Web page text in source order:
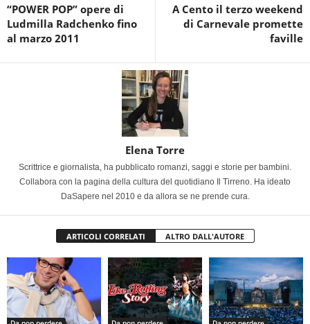
“POWER POP” opere di
Ludmilla Radchenko fino
al marzo 2011
A Cento il terzo weekend
di Carnevale promette
faville
Elena Torre
Scrittrice e giornalista, ha pubblicato romanzi, saggi e storie per bambini.
Collabora con la pagina della cultura del quotidiano Il Tirreno. Ha ideato
DaSapere nel 2010 e da allora se ne prende cura.
ARTICOLI CORRELATI ALTRO DALL'AUTORE